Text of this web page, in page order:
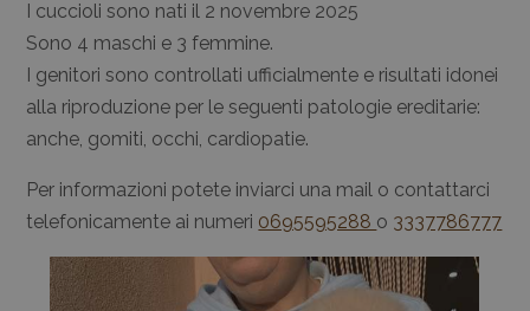
I cuccioli sono nati il 2 novembre 2025
Sono 4 maschi e 3 femmine.
I genitori sono controllati ufficialmente e risultati idonei
alla riproduzione per le seguenti patologie ereditarie:
anche, gomiti, occhi, cardiopatie.
Per informazioni potete inviarci una mail o contattarci
telefonicamente ai numeri 0695595288 o 3337786777